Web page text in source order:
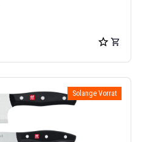
Solange Vorrat